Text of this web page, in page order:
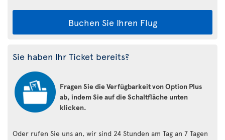
Buchen Sie Ihren Flug
Sie haben Ihr Ticket bereits?
Fragen Sie die Verfügbarkeit von Option Plus
ab, indem Sie auf die Schaltfläche unten
klicken.
Oder rufen Sie uns an, wir sind 24 Stunden am Tag an 7 Tagen